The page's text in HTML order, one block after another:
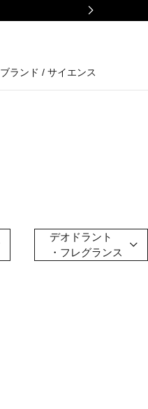
ブランド / サイエンス
デオドラント
・フレグランス